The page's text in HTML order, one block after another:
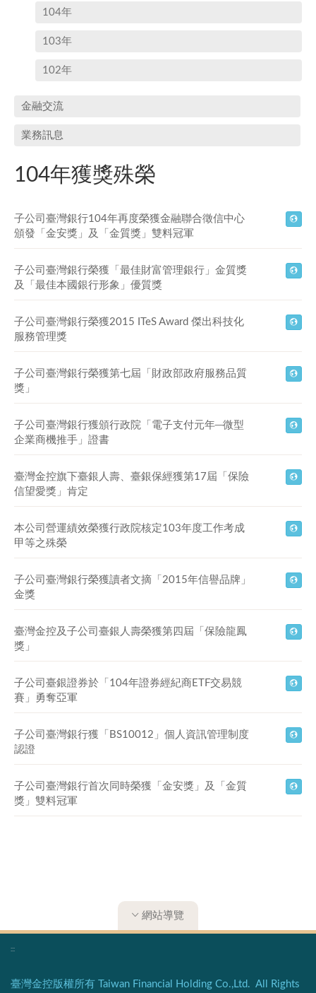
104年
103年
102年
金融交流
業務訊息
104年獲獎殊榮
子公司臺灣銀行104年再度榮獲金融聯合徵信中心
頒發「金安獎」及「金質獎」雙料冠軍
子公司臺灣銀行榮獲「最佳財富管理銀行」金質獎
及「最佳本國銀行形象」優質獎
子公司臺灣銀行榮獲2015 ITeS Award 傑出科技化
服務管理獎
子公司臺灣銀行榮獲第七屆「財政部政府服務品質
獎」
子公司臺灣銀行獲頒行政院「電子支付元年─微型
企業商機推手」證書
臺灣金控旗下臺銀人壽、臺銀保經獲第17屆「保險
信望愛獎」肯定
本公司營運績效榮獲行政院核定103年度工作考成
甲等之殊榮
子公司臺灣銀行榮獲讀者文摘「2015年信譽品牌」
金獎​
臺灣金控及子公司臺銀人壽榮獲第四屆「保險龍鳳
獎」
子公司臺銀證券於「104年證券經紀商ETF交易競
賽」勇奪亞軍
子公司臺灣銀行獲「BS10012」個人資訊管理制度
認證
子公司臺灣銀行首次同時榮獲「金安獎」及「金質
獎」雙料冠軍
網站導覽
:::
臺灣金控版權所有 Taiwan Financial Holding Co.,Ltd. All Rights